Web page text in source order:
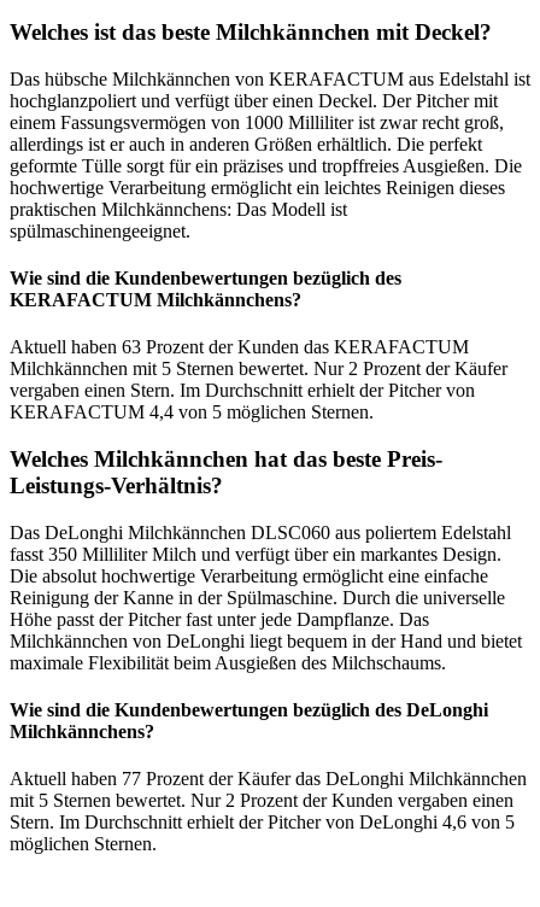
Welches ist das beste Milchkännchen mit Deckel?
Das hübsche Milchkännchen von KERAFACTUM aus Edelstahl ist
hochglanzpoliert und verfügt über einen Deckel. Der Pitcher mit
einem Fassungsvermögen von 1000 Milliliter ist zwar recht groß,
allerdings ist er auch in anderen Größen erhältlich. Die perfekt
geformte Tülle sorgt für ein präzises und tropffreies Ausgießen. Die
hochwertige Verarbeitung ermöglicht ein leichtes Reinigen dieses
praktischen Milchkännchens: Das Modell ist
spülmaschinengeeignet.
Wie sind die Kundenbewertungen bezüglich des
KERAFACTUM Milchkännchens?
Aktuell haben 63 Prozent der Kunden das KERAFACTUM
Milchkännchen mit 5 Sternen bewertet. Nur 2 Prozent der Käufer
vergaben einen Stern. Im Durchschnitt erhielt der Pitcher von
KERAFACTUM 4,4 von 5 möglichen Sternen.
Welches Milchkännchen hat das beste Preis-
Leistungs-Verhältnis?
Das DeLonghi Milchkännchen DLSC060 aus poliertem Edelstahl
fasst 350 Milliliter Milch und verfügt über ein markantes Design.
Die absolut hochwertige Verarbeitung ermöglicht eine einfache
Reinigung der Kanne in der Spülmaschine. Durch die universelle
Höhe passt der Pitcher fast unter jede Dampflanze. Das
Milchkännchen von DeLonghi liegt bequem in der Hand und bietet
maximale Flexibilität beim Ausgießen des Milchschaums.
Wie sind die Kundenbewertungen bezüglich des DeLonghi
Milchkännchens?
Aktuell haben 77 Prozent der Käufer das DeLonghi Milchkännchen
mit 5 Sternen bewertet. Nur 2 Prozent der Kunden vergaben einen
Stern. Im Durchschnitt erhielt der Pitcher von DeLonghi 4,6 von 5
möglichen Sternen.